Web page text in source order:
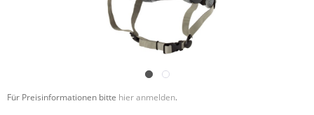
Für Preisinformationen bitte hier anmelden.